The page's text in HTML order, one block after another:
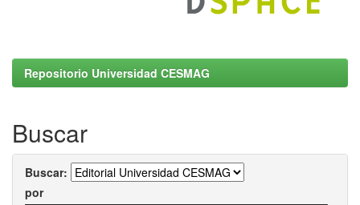
Repositorio Universidad CESMAG
Buscar
Buscar:
por